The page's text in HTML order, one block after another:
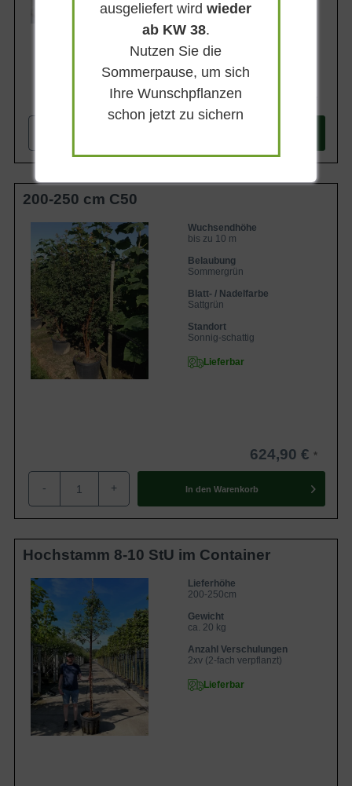
Lieferbar
200-250 cm C50
Wuchsendhöhe
bis zu 10 m
Belaubung
Sommergrün
Blatt- / Nadelfarbe
Sattgrün
Standort
Sonnig-schattig
Lieferbar
624,90 €
- + In den Warenkorb
Hochstamm 8-10 StU im Container
Lieferhöhe
200-250cm
Gewicht
ca. 20 kg
Anzahl Verschulungen
2xv (2-fach verpflanzt)
Lieferbar
ausgeliefert wirdwieder
ab KW 38.
Nutzen Sie die
Sommerpause, um sich
Ihre Wunschpflanzen
schon jetzt zu sichern